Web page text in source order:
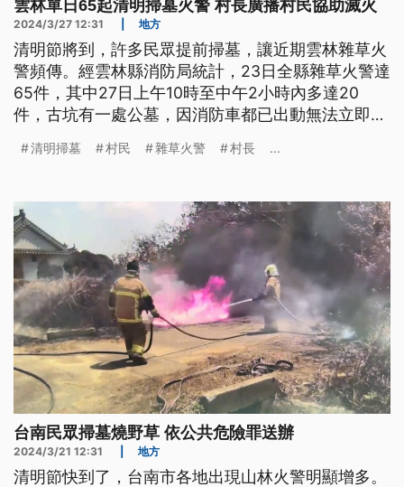
雲林單日65起清明掃墓火警 村長廣播村民協助滅火
2024/3/27 12:31 地方
清明節將到，許多民眾提前掃墓，讓近期雲林雜草火
警頻傳。經雲林縣消防局統計，23日全縣雜草火警達
65件，其中27日上午10時至中午2小時內多達20
件，古坑有一處公墓，因消防車都已出動無法立即趕
著農用噴灑機滅火。
清明掃墓 村民 雜草火警 村長 ...
台南民眾掃墓燒野草 依公共危險罪送辦
2024/3/21 12:31 地方
清明節快到了，台南市各地出現山林火警明顯增多。